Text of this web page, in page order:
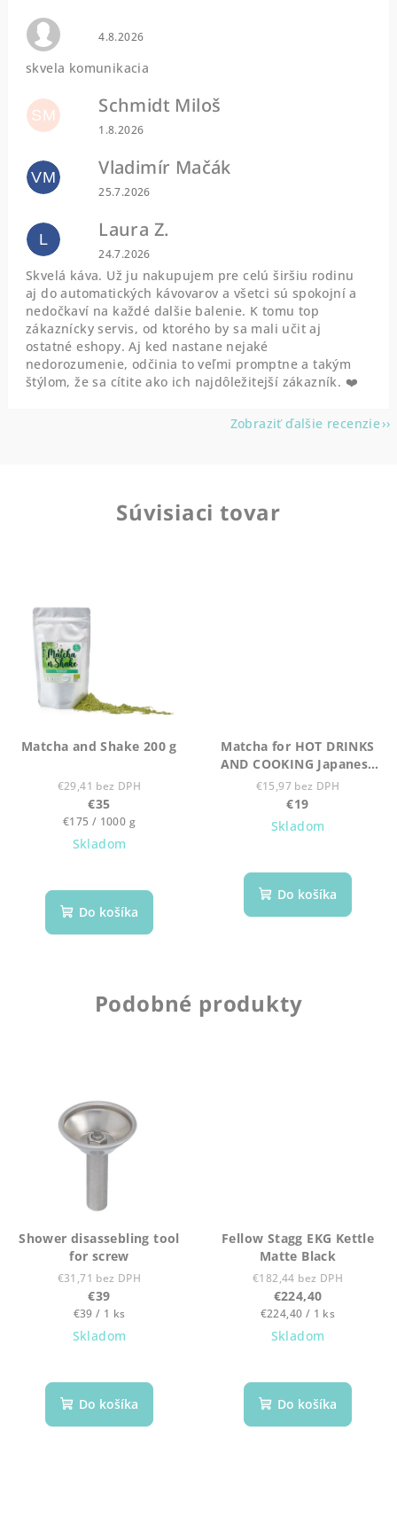
Hodnotenie obchodu je 0 z 5 hviezdičiek.
4.8.2026
skvela komunikacia
SM Schmidt Miloš
Hodnotenie obchodu je 5 z 5 hviezdičiek.
1.8.2026
VM Vladimír Mačák
Hodnotenie obchodu je 5 z 5 hviezdičiek.
25.7.2026
L Laura Z.
Hodnotenie obchodu je 5 z 5 hviezdičiek.
24.7.2026
Skvelá káva. Už ju nakupujem pre celú širšiu rodinu
aj do automatických kávovarov a všetci sú spokojní a
nedočkaví na každé dalšie balenie. K tomu top
zákaznícky servis, od ktorého by sa mali učit aj
ostatné eshopy. Aj ked nastane nejaké
nedorozumenie, odčinia to veľmi promptne a takým
štýlom, že sa cítite ako ich najdôležitejší zákazník. ❤️
Zobraziť ďalšie recenzie
Súvisiaci tovar
Matcha and Shake 200 g
€29,41 bez DPH
€35
Jednotková
cena:
€175 / 1000 g
Skladom
Do košíka
Matcha for HOT DRINKS
AND COOKING Japanese
Organic-90 g
€15,97 bez DPH
€19
Skladom
Do košíka
Podobné produkty
Shower disassebling tool
for screw
€31,71 bez DPH
€39
Jednotková
cena:
€39 / 1 ks
Skladom
Do košíka
Fellow Stagg EKG Kettle
Matte Black
€182,44 bez DPH
€224,40
Jednotková
cena:
€224,40 / 1 ks
Skladom
Do košíka